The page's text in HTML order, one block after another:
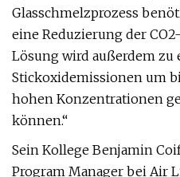
Glasschmelzprozess
eine Reduzierung der
Lösung wird außerdem zu
Stickoxidemissionen um
hohen Konzentrationen
können.“
Sein Kollege Benjamin
Program Manager bei Air